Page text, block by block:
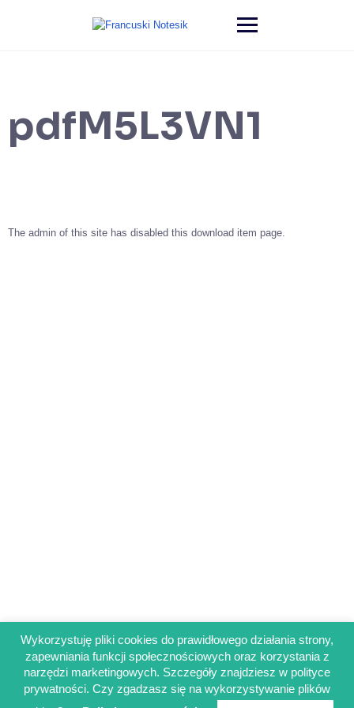
pdfM5L3VN1
The admin of this site has disabled this download item page.
Regulamin sklepu
Polityka prywatności
Obowiązek informacyjny RODO
Wykorzystuję pliki cookies do prawidłowego działania strony,
zapewniania funkcji społecznościowych oraz korzystania z
narzędzi marketingowych. Szczegóły znajdziesz w polityce
prywatności. Czy zgadzasz się na wykorzystywanie plików